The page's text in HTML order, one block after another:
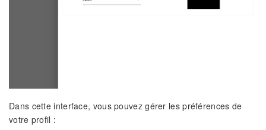
Dans cette interface, vous pouvez gérer les préférences de
votre profil :